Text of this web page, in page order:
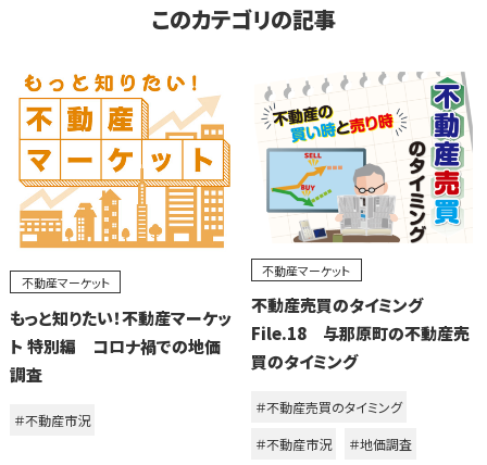
このカテゴリの記事
不動産マーケット
もっと知りたい！不動産マーケッ
ト 特別編 コロナ禍での地価
調査
＃不動産市況
不動産マーケット
不動産売買のタイミング
File.18 与那原町の不動産売
買のタイミング
＃不動産売買のタイミング
＃不動産市況
＃地価調査